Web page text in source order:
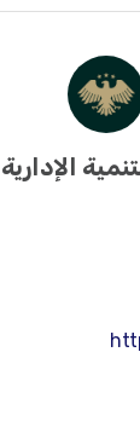
الإدارية